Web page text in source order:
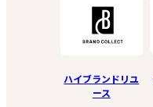
ハイブランドリユ
ース